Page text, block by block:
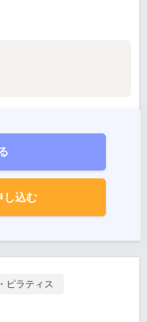
し込む
ピラティス